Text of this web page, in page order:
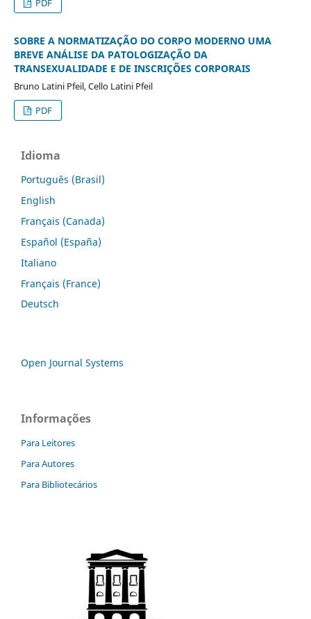
PDF
SOBRE A NORMATIZAÇÃO DO CORPO MODERNO UMA
BREVE ANÁLISE DA PATOLOGIZAÇÃO DA
TRANSEXUALIDADE E DE INSCRIÇÕES CORPORAIS
Bruno Latini Pfeil, Cello Latini Pfeil
PDF
Idioma
Português (Brasil)
English
Français (Canada)
Español (España)
Italiano
Français (France)
Deutsch
Open Journal Systems
Informações
Para Leitores
Para Autores
Para Bibliotecários